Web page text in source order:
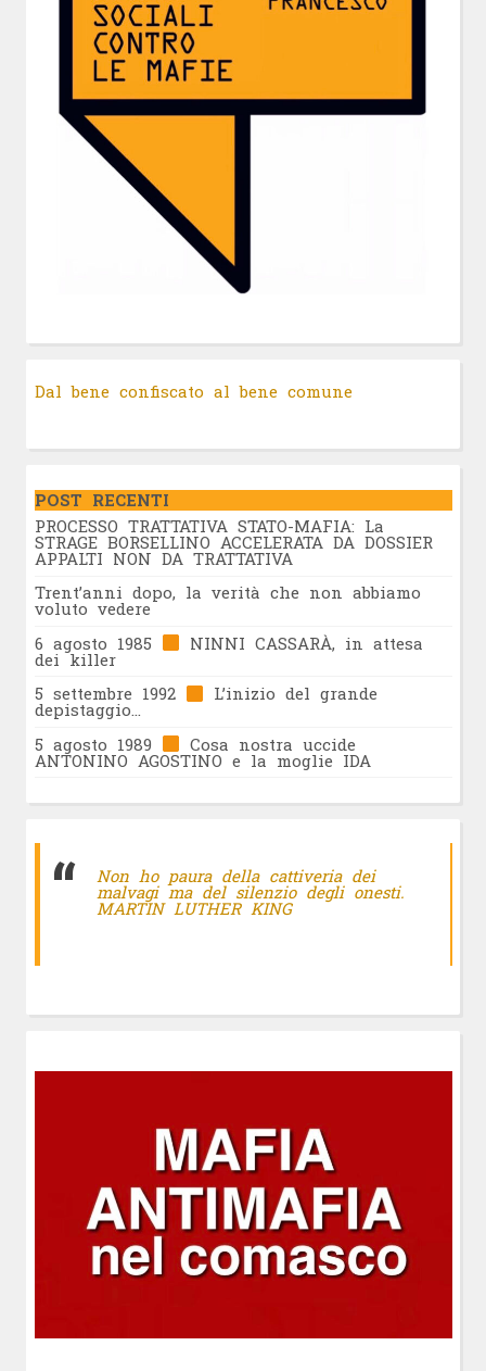
Dal bene confiscato al bene comune
POST RECENTI
PROCESSO TRATTATIVA STATO-MAFIA: La
STRAGE BORSELLINO ACCELERATA DA DOSSIER
APPALTI NON DA TRATTATIVA
Trent’anni dopo, la verità che non abbiamo
voluto vedere
6 agosto 1985
NINNI CASSARÀ, in attesa
dei killer
5 settembre 1992
L’inizio del grande
depistaggio…
5 agosto 1989
Cosa nostra uccide
ANTONINO AGOSTINO e la moglie IDA
Non ho paura della cattiveria dei
malvagi ma del silenzio degli onesti.
MARTIN LUTHER KING